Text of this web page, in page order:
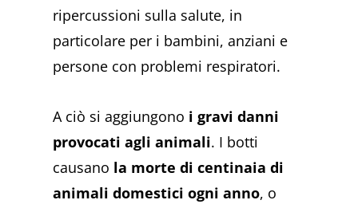
ripercussioni sulla salute, in
particolare per i bambini, anziani e
persone con problemi respiratori.
A ciò si aggiungono i gravi danni
provocati agli animali. I botti
causano la morte di centinaia di
animali domestici ogni anno, o